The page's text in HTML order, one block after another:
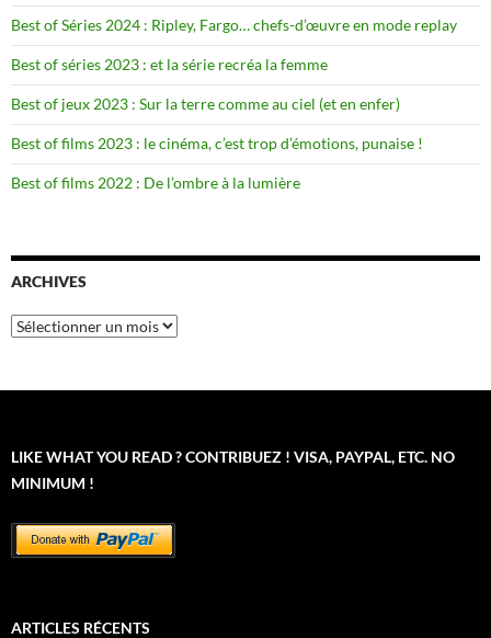
Best of Séries 2024 : Ripley, Fargo… chefs-d’œuvre en mode replay
Best of séries 2023 : et la série recréa la femme
Best of jeux 2023 : Sur la terre comme au ciel (et en enfer)
Best of films 2023 : le cinéma, c’est trop d’émotions, punaise !
Best of films 2022 : De l’ombre à la lumière
ARCHIVES
Archives
LIKE WHAT YOU READ ? CONTRIBUEZ ! VISA, PAYPAL, ETC. NO
MINIMUM !
ARTICLES RÉCENTS